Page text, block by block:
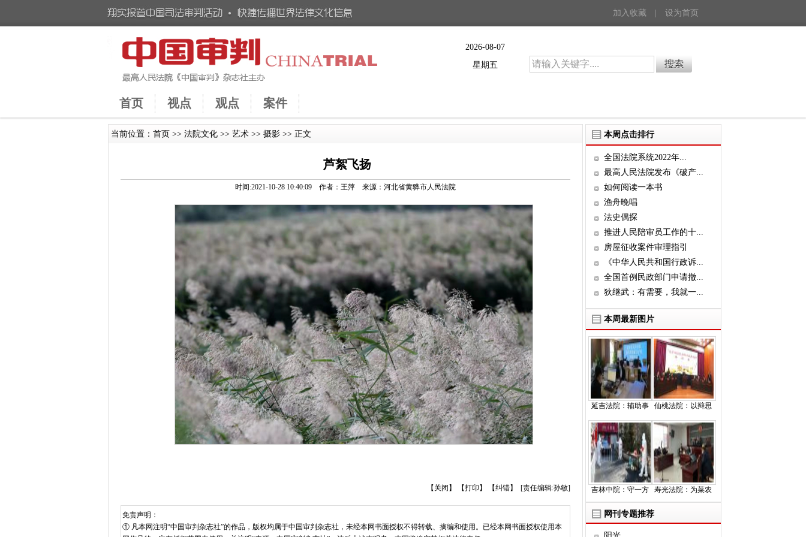
加入收藏 设为首页
2026-08-07
星期五
首页 视点 观点 案件
当前位置： 首页 >> 法院文化 >> 艺术 >> 摄影 >> 正文
芦絮飞扬
时间:2021-10-28 10:40:09 作者：王萍 来源：河北省黄骅市人民法院
【关闭】 【打印】 【纠错】 [责任编辑:孙敏]
免责声明：
① 凡本网注明“中国审判杂志社”的作品，版权均属于中国审判杂志社，未经本网书面授权不得转载、摘编和使用。已经本网书面授权使用本
本周点击排行
全国法院系统2022年...
最高人民法院发布《破产...
如何阅读一本书
渔舟晚唱
法史偶探
推进人民陪审员工作的十...
房屋征收案件审理指引
《中华人民共和国行政诉...
全国首例民政部门申请撤...
狄继武：有需要，我就一...
本周最新图片
延吉法院：辅助事 仙桃法院：以辩思
吉林中院：守一方 寿光法院：为菜农
网刊专题推荐